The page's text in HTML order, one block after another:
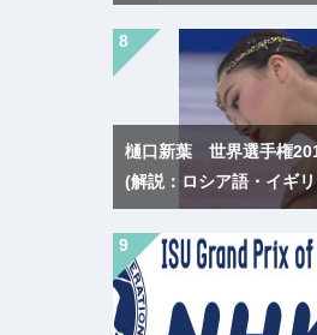
樋口新葉 世界選手権
(解説：ロシア語・イギ